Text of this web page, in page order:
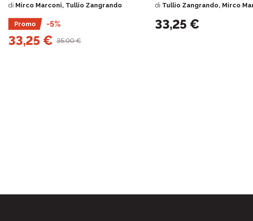
di Mirco Marconi, Tullio Zangrando
Promo -5%
33,25 € 35,00 €
di Tullio Zangrando, Mirco
33,25 €